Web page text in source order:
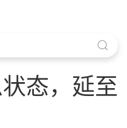
态，延至